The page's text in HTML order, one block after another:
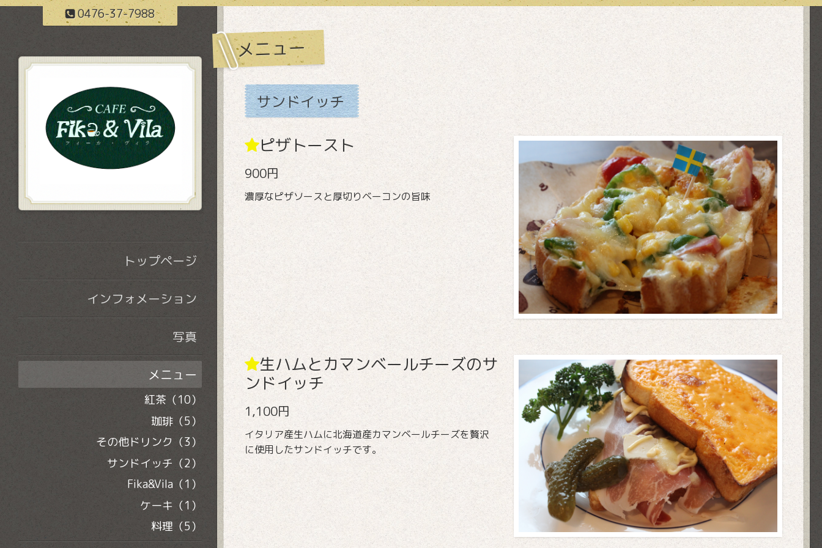
0476-37-7988
メニュー
サンドイッチ
ピザトースト
900円
濃厚なピザソースと厚切りベーコンの旨味
生ハムとカマンベールチーズのサ
ンドイッチ
1,100円
イタリア産生ハムに北海道産カマンベールチーズを贅沢
に使用したサンドイッチです。
トップページ
インフォメーション
写真
メニュー
紅茶（10）
珈琲（5）
その他ドリンク（3）
サンドイッチ（2）
Fika&Vila（1）
ケーキ（1）
料理（5）